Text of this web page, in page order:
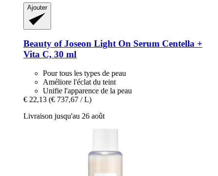
Ajouter
Beauty of Joseon Light On Serum Centella +
Vita C, 30 ml
Pour tous les types de peau
Améliore l'éclat du teint
Unifie l'apparence de la peau
€ 22,13 (€ 737,67 / L)
Livraison jusqu'au 26 août